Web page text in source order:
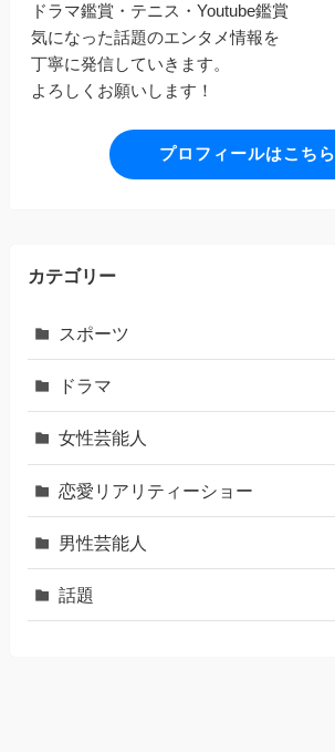
ドラマ鑑賞・テニス・Youtube鑑賞
気になった話題のエンタメ情報を
丁寧に発信していきます。
よろしくお願いします！
プロフィールはこちら
カテゴリー
スポーツ
ドラマ
女性芸能人
恋愛リアリティーショー
男性芸能人
話題